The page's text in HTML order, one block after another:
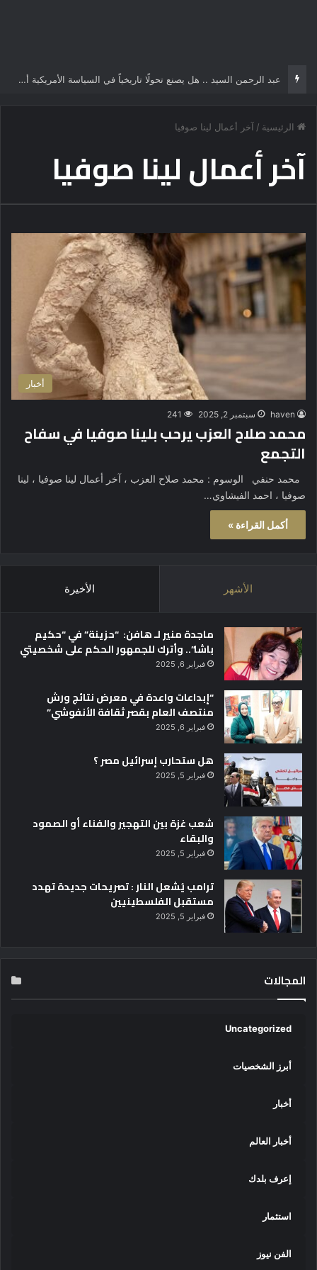
عبد الرحمن السيد .. هل يصنع تحولًا تاريخياً في السياسة الأمريكية أم يخوض مناورة انتخابية؟
الرئيسية / آخر أعمال لينا صوفيا
آخر أعمال لينا صوفيا
أخبار
haven سبتمبر 2, 2025 241
محمد صلاح العزب يرحب بلينا صوفيا في سفاح
التجمع
محمد حنفي الوسوم : محمد صلاح العزب ، آخر أعمال لينا صوفيا ، لينا
صوفيا ، احمد الفيشاوي…
أكمل القراءة »
الأشهر الأخيرة
ماجدة منير لـ هافن: “حزينة” في “حكيم
باشا”.. وأترك للجمهور الحكم على شخصيتي
فبراير 6, 2025
“إبداعات واعدة في معرض نتائج ورش
منتصف العام بقصر ثقافة الأنفوشي”
فبراير 6, 2025
هل ستحارب إسرائيل مصر ؟
فبراير 5, 2025
شعب غزة بين التهجير والفناء أو الصمود
والبقاء
فبراير 5, 2025
ترامب يُشعل النار : تصريحات جديدة تهدد
مستقبل الفلسطينيين
فبراير 5, 2025
المجالات
Uncategorized
أبرز الشخصيات
أخبار
أخبار العالم
إعرف بلدك
استثمار
الفن نيوز